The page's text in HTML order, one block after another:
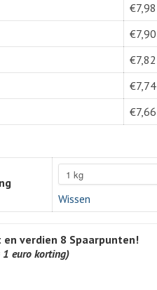
€7,98
€7,90
€7,82
€7,74
€7,66
Wissen
en verdien 8 Spaarpunten!
1 euro korting)